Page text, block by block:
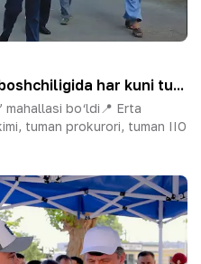
har kuni tu...
mahallasi bo‘ldi📍 Erta
tuman prokurori, tuman IIO